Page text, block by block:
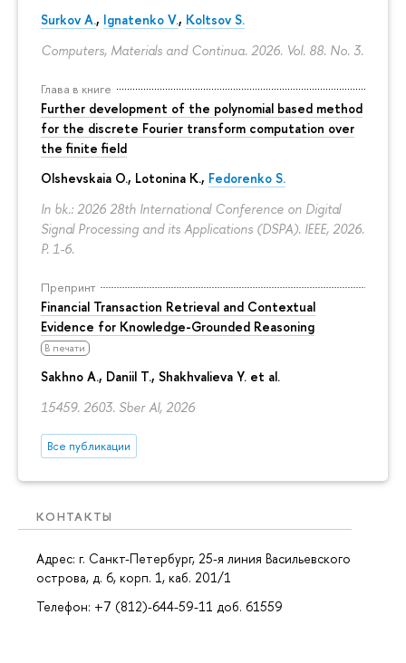
Surkov A., Ignatenko V., Koltsov S.
Computers, Materials and Continua. 2026. Vol. 88. No. 3.
Глава в книге
Further development of the polynomial based method
for the discrete Fourier transform computation over
the finite field
Olshevskaia O., Lotonina K., Fedorenko S.
In bk.: 2026 28th International Conference on Digital
Signal Processing and its Applications (DSPA). IEEE, 2026.
P. 1-6.
Препринт
Financial Transaction Retrieval and Contextual
Evidence for Knowledge-Grounded Reasoning
В печати
Sakhno A., Daniil T., Shakhvalieva Y. et al.
15459. 2603. Sber AI, 2026
Все публикации
КОНТАКТЫ
Адрес: г. Санкт-Петербург, 25-я линия Васильевского
острова, д. 6, корп. 1, каб. 201/1
Телефон: +7 (812)-644-59-11 доб. 61559